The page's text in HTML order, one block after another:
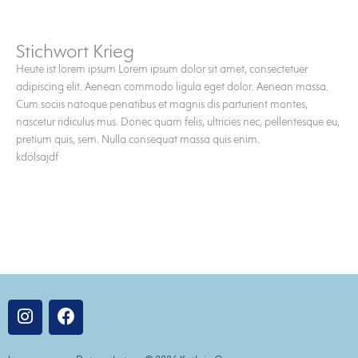
Stichwort Krieg
Heute ist lorem ipsum Lorem ipsum dolor sit amet, consectetuer
adipiscing elit. Aenean commodo ligula eget dolor. Aenean massa.
Cum sociis natoque penatibus et magnis dis parturient montes,
nascetur ridiculus mus. Donec quam felis, ultricies nec, pellentesque eu,
pretium quis, sem. Nulla consequat massa quis enim.
kdölsajdf
I
n
s
F
a
c